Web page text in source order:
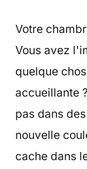
Votre
Vous avez
quelque
accueillante
pas dans
nouvelle
cache dans